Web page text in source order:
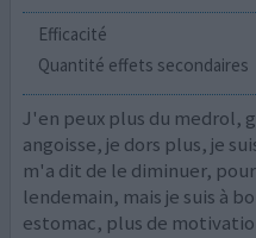
Efficacité
Quantité effets secondaires
J'en peux plus du medrol,
angoisse, je dors plus, je
m'a dit de le diminuer,
lendemain, mais je suis à
estomac, plus de